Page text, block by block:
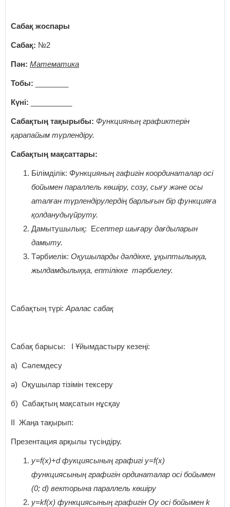
Сабақ жоспары
Сабақ: №2
Пән: Математика
Тобы:
Күні:
Сабақтың тақырыбы: Функцияның графиктерін
қарапайым түрлендіру.
Сабақтың мақсаттары:
Білімділік: Функцияның гафигін координаталар осі
бойымен параллель көшіру, созу, сығу және осы
аталған түрлендірулердің барлығын бір функцияға
қолданудыүйруту.
Дамытушылық: Есептер шығару дағдыларын
дамыту.
Тәрбиелік: Оқушыларды дәлдікке, ұқыптылыққа,
жылдамдылыққа, ептілікке тәрбиелеу.
Сабақтың түрі: Аралас сабақ
Сабақ барысы: І Ұйымдастыру кезеңі:
а) Сәлемдесу
ә) Оқушылар тізімін тексеру
б) Сабақтың мақсатын нұсқау
ІІ Жаңа тақырып:
Презентация арқылы түсіндіру.
y=f(x)+d фукциясының графигі y=f(x)
функциясының графигін ординаталар осі бойымен
(0; d) векторына параллель көшіру
y=kf(x) функциясының графигін Оу осі бойымен k